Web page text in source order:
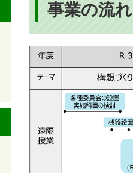
事業の流れ